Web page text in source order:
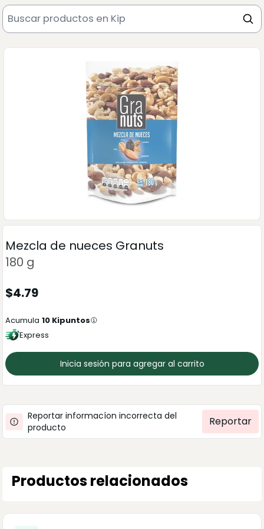
Mezcla de nueces Granuts
180 g
$4.79
Acumula 10 Kipuntos
Express
Inicia sesión para agregar al carrito
Reportar informacíon incorrecta del
producto
Reportar
Productos relacionados